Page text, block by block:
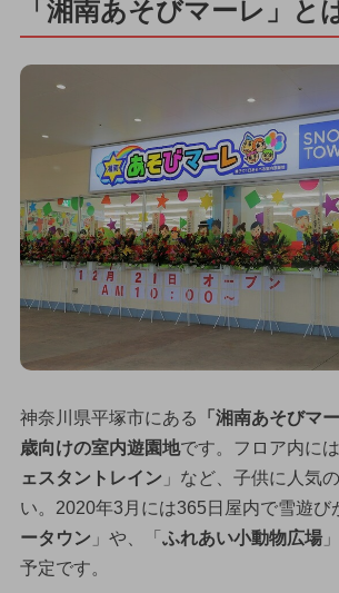
「湘南あそびマーレ」と
神奈川県平塚市にある
「湘南あそびマ
歳向けの室内遊園地です。フロア内に
ェスタントレイン 」など、子供に人気
い。2020年3月には365日屋内で雪遊び
ータウン 」や、「 ふれあい小動物広場
予定です。